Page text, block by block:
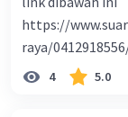
https://
raya/
indeks-
4 5.0